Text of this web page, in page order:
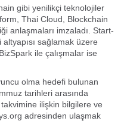
gibi yenilikçi teknolojiler
Thai Cloud, Blockchain
anlaşmaları imzaladı. Start-
sağlamak üzere
ile çalışmalar ise
olma hedefi bulunan
tarihleri arasında
ilişkin bilgilere ve
adresinden ulaşmak